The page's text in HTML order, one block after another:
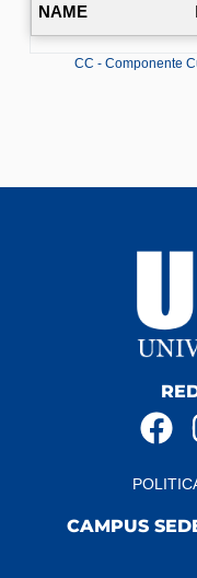
CC - Componente
CAMPUS